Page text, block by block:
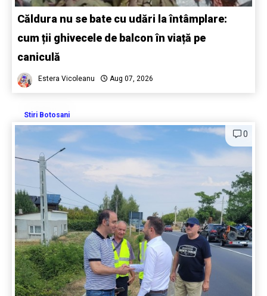
Căldura nu se bate cu udări la întâmplare:
cum ții ghivecele de balcon în viață pe
caniculă
Estera Vicoleanu Aug 07, 2026
Stiri Botosani
0